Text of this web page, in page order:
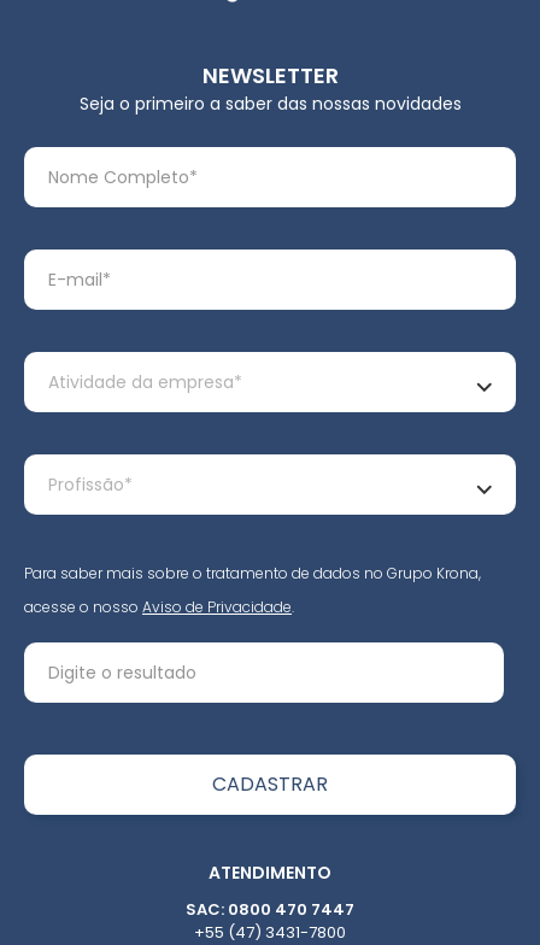
NEWSLETTER
Seja o primeiro a saber das nossas novidades
Para saber mais sobre o tratamento de dados no Grupo Krona,
acesse o nosso Aviso de Privacidade.
ATENDIMENTO
SAC: 0800 470 7447
+55 (47) 3431-7800